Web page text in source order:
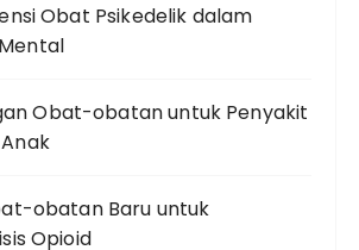
Obat Psikedelik dalam
Obat-obatan untuk Penyakit
obatan Baru untuk
Opioid